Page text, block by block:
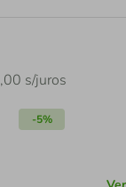
,00 s/juros
-5%